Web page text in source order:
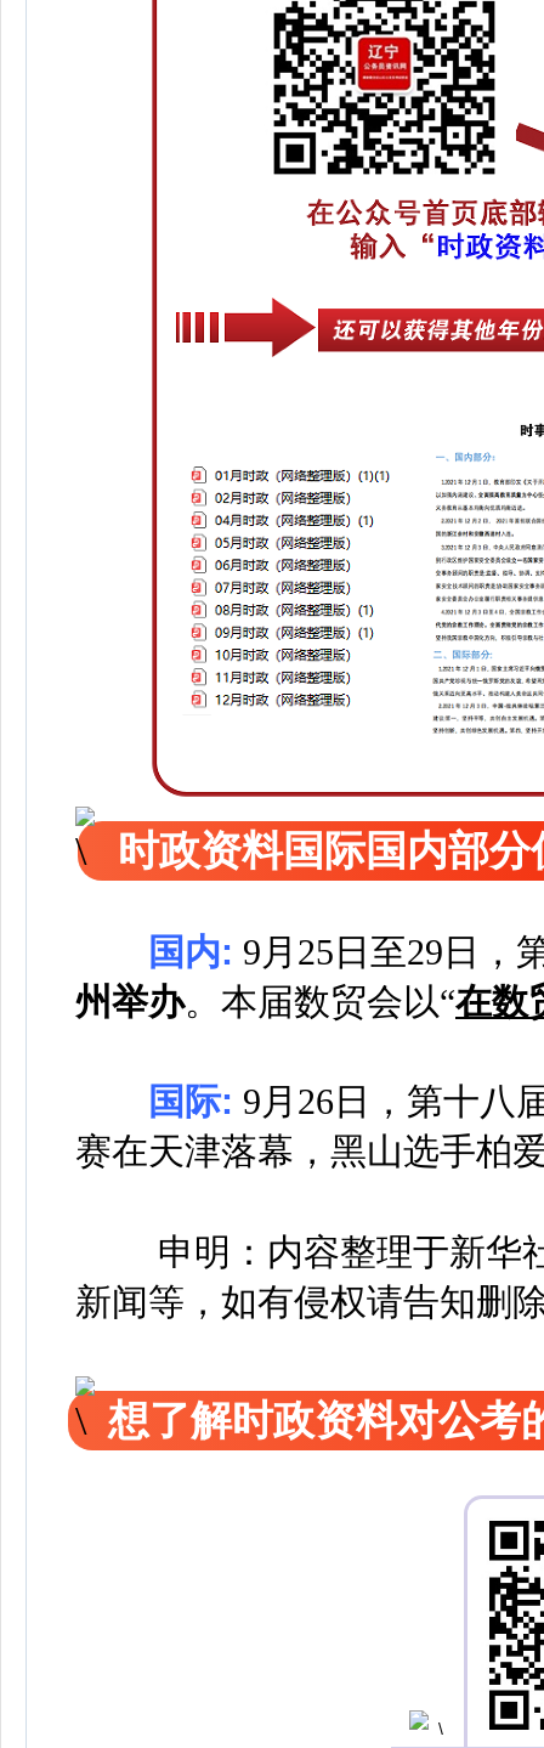
时政资料国际国内部
国内: 9月25日至29日，
州举办。本届数贸会以“在数
国际: 9月26日，第十八
赛在天津落幕，黑山选手柏
申明：内容整理于新华
新闻等，如有侵权请告知删
想了解时政资料对公考